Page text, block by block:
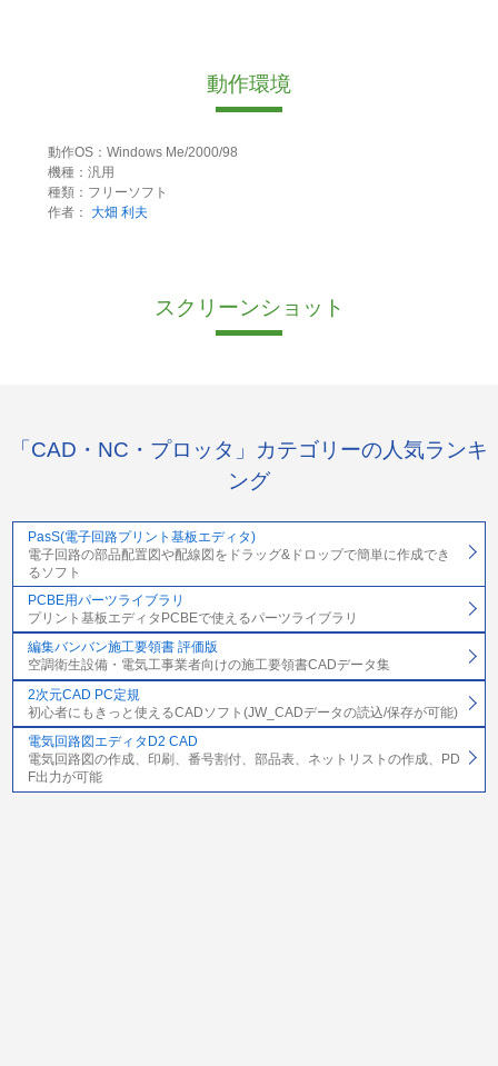
動作環境
動作OS：Windows Me/2000/98
機種：汎用
種類：フリーソフト
作者： 大畑 利夫
スクリーンショット
「CAD・NC・プロッタ」カテゴリーの人気ランキ
ング
PasS(電子回路プリント基板エディタ)
電子回路の部品配置図や配線図をドラッグ&ドロップで簡単に作成でき
るソフト
PCBE用パーツライブラリ
プリント基板エディタPCBEで使えるパーツライブラリ
編集バンバン施工要領書 評価版
空調衛生設備・電気工事業者向けの施工要領書CADデータ集
2次元CAD PC定規
初心者にもきっと使えるCADソフト(JW_CADデータの読込/保存が可能)
電気回路図エディタD2 CAD
電気回路図の作成、印刷、番号割付、部品表、ネットリストの作成、PD
F出力が可能